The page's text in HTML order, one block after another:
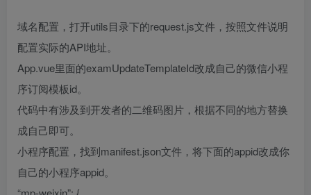
域名配置，打开utils目录下的request.js文件，按照文件说明
配置实际的API地址。
App.vue里面的examUpdateTemplateId改成自己的微信小程
序订阅模板id。
代码中有涉及到开发者的二维码图片，根据不同的地方替换
成自己即可。
小程序配置，找到manifest.json文件，将下面的appid改成你
自己的小程序appid。